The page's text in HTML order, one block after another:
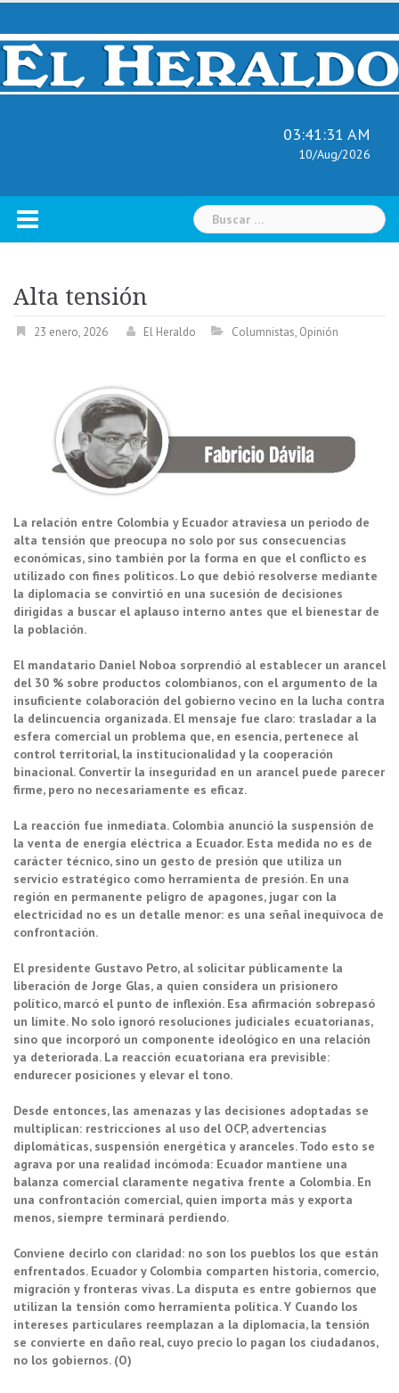
Skip
content
03:41:32 AM
10/Aug/2026
Buscar:
Alta tensión
23 enero, 2026 El Heraldo Columnistas, Opinión
La relación entre Colombia y Ecuador atraviesa un periodo de
alta tensión que preocupa no solo por sus consecuencias
económicas, sino también por la forma en que el conflicto es
utilizado con fines políticos. Lo que debió resolverse mediante
la diplomacia se convirtió en una sucesión de decisiones
dirigidas a buscar el aplauso interno antes que el bienestar de
la población.
El mandatario Daniel Noboa sorprendió al establecer un arancel
del 30 % sobre productos colombianos, con el argumento de la
insuficiente colaboración del gobierno vecino en la lucha contra
la delincuencia organizada. El mensaje fue claro: trasladar a la
esfera comercial un problema que, en esencia, pertenece al
control territorial, la institucionalidad y la cooperación
binacional. Convertir la inseguridad en un arancel puede parecer
firme, pero no necesariamente es eficaz.
La reacción fue inmediata. Colombia anunció la suspensión de
la venta de energía eléctrica a Ecuador. Esta medida no es de
carácter técnico, sino un gesto de presión que utiliza un
servicio estratégico como herramienta de presión. En una
región en permanente peligro de apagones, jugar con la
electricidad no es un detalle menor: es una señal inequívoca de
confrontación.
El presidente Gustavo Petro, al solicitar públicamente la
liberación de Jorge Glas, a quien considera un prisionero
político, marcó el punto de inflexión. Esa afirmación sobrepasó
un límite. No solo ignoró resoluciones judiciales ecuatorianas,
sino que incorporó un componente ideológico en una relación
ya deteriorada. La reacción ecuatoriana era previsible:
endurecer posiciones y elevar el tono.
Desde entonces, las amenazas y las decisiones adoptadas se
multiplican: restricciones al uso del OCP, advertencias
diplomáticas, suspensión energética y aranceles. Todo esto se
agrava por una realidad incómoda: Ecuador mantiene una
balanza comercial claramente negativa frente a Colombia. En
una confrontación comercial, quien importa más y exporta
menos, siempre terminará perdiendo.
Conviene decirlo con claridad: no son los pueblos los que están
enfrentados. Ecuador y Colombia comparten historia, comercio,
migración y fronteras vivas. La disputa es entre gobiernos que
utilizan la tensión como herramienta política. Y Cuando los
intereses particulares reemplazan a la diplomacia, la tensión
se convierte en daño real, cuyo precio lo pagan los ciudadanos,
no los gobiernos. (O)